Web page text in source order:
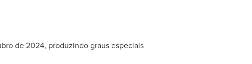
de 2024, produzindo graus especiais